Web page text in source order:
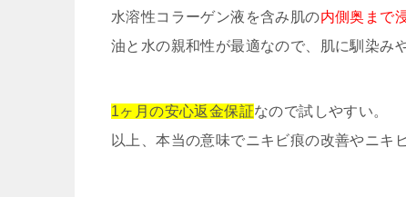
水溶性コラーゲン液を含み肌の内側奥まで
油と水の親和性が最適なので、肌に馴染み
1ヶ月の安心返金保証なので試しやすい。
以上、本当の意味でニキビ痕の改善やニキ